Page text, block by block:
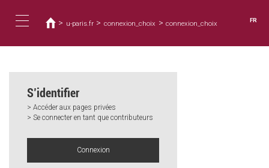
contenu
navigation
êtes
ici
> u-paris.fr > connexion_choix > connexion_choix FR
S’identifier
> Accéder aux pages privées
> Se connecter en tant que contributeurs
Connexion